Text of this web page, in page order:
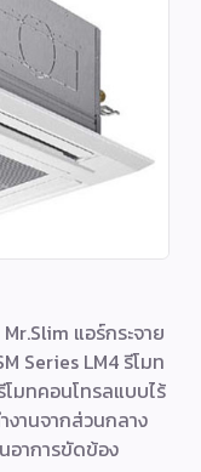
แอร์กระจาย
Series LM4 รีโมท
มทคอนโทรลแบบไร้
านจากส่วนกลาง
อาการขัดข้อง